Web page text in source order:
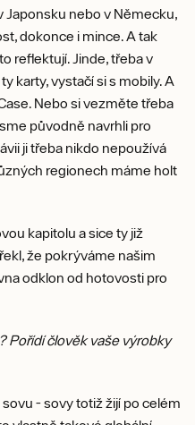
Japonsku nebo v Německu,
dokonce i mince. A tak
reflektují. Jinde, třeba v
karty, vystačí si s mobily. A
Nebo si vezměte třeba
původně navrhli pro
ji třeba nikdo nepoužívá
regionech máme holt
kapitolu a sice ty již
že pokrýváme našim
odklon od hotovosti pro
Pořídí člověk vaše výrobky
- sovy totiž žijí po celém